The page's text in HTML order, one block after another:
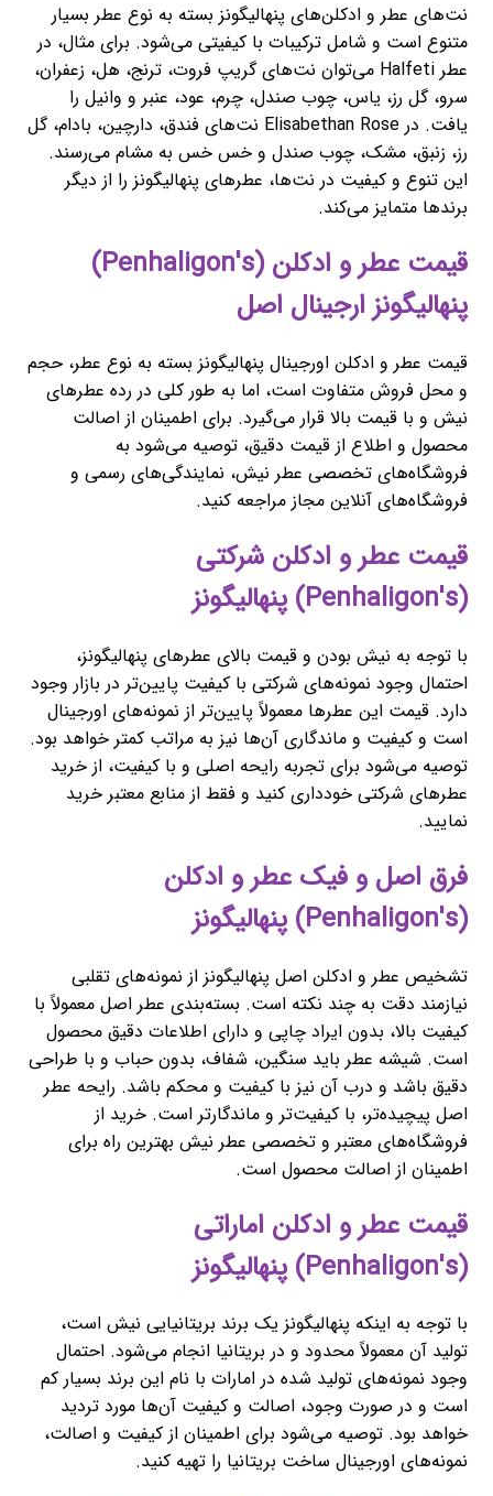
نت‌های عطر و ادکلن‌های پنهالیگونز بسته به نوع عطر بسیار
متنوع است و شامل ترکیبات با کیفیتی می‌شود. برای مثال، در
عطر Halfeti می‌توان نت‌های گریپ فروت، ترنج، هل، زعفران،
سرو، گل رز، یاس، چوب صندل، چرم، عود، عنبر و وانیل را
یافت. در Elisabethan Rose نت‌های فندق، دارچین، بادام، گل
رز، زنبق، مشک، چوب صندل و خس خس به مشام می‌رسند.
این تنوع و کیفیت در نت‌ها، عطرهای پنهالیگونز را از دیگر
برندها متمایز می‌کند.
قیمت عطر و ادکلن (Penhaligon's)
پنهالیگونز ارجینال اصل
قیمت عطر و ادکلن اورجینال پنهالیگونز بسته به نوع عطر، حجم
و محل فروش متفاوت است، اما به طور کلی در رده عطرهای
نیش و با قیمت بالا قرار می‌گیرد. برای اطمینان از اصالت
محصول و اطلاع از قیمت دقیق، توصیه می‌شود به
فروشگاه‌های تخصصی عطر نیش، نمایندگی‌های رسمی و
فروشگاه‌های آنلاین مجاز مراجعه کنید.
قیمت عطر و ادکلن شرکتی
(Penhaligon's) پنهالیگونز
با توجه به نیش بودن و قیمت بالای عطرهای پنهالیگونز،
احتمال وجود نمونه‌های شرکتی با کیفیت پایین‌تر در بازار وجود
دارد. قیمت این عطرها معمولاً پایین‌تر از نمونه‌های اورجینال
است و کیفیت و ماندگاری آن‌ها نیز به مراتب کمتر خواهد بود.
توصیه می‌شود برای تجربه رایحه اصلی و با کیفیت، از خرید
عطرهای شرکتی خودداری کنید و فقط از منابع معتبر خرید
نمایید.
فرق اصل و فیک عطر و ادکلن
(Penhaligon's) پنهالیگونز
تشخیص عطر و ادکلن اصل پنهالیگونز از نمونه‌های تقلبی
نیازمند دقت به چند نکته است. بسته‌بندی عطر اصل معمولاً با
کیفیت بالا، بدون ایراد چاپی و دارای اطلاعات دقیق محصول
است. شیشه عطر باید سنگین، شفاف، بدون حباب و با طراحی
دقیق باشد و درب آن نیز با کیفیت و محکم باشد. رایحه عطر
اصل پیچیده‌تر، با کیفیت‌تر و ماندگارتر است. خرید از
فروشگاه‌های معتبر و تخصصی عطر نیش بهترین راه برای
اطمینان از اصالت محصول است.
قیمت عطر و ادکلن اماراتی
(Penhaligon's) پنهالیگونز
با توجه به اینکه پنهالیگونز یک برند بریتانیایی نیش است،
تولید آن معمولاً محدود و در بریتانیا انجام می‌شود. احتمال
وجود نمونه‌های تولید شده در امارات با نام این برند بسیار کم
است و در صورت وجود، اصالت و کیفیت آن‌ها مورد تردید
خواهد بود. توصیه می‌شود برای اطمینان از کیفیت و اصالت،
نمونه‌های اورجینال ساخت بریتانیا را تهیه کنید.